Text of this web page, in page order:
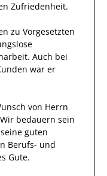
Zufriedenheit.
zu Vorgesetzten
Auch bei
war er
von Herrn
Wir bedauern sein
guten
Berufs- und
Gute.